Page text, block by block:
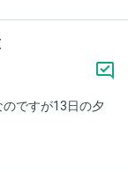
ですが13日の夕